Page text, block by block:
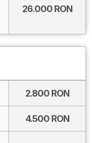
26.000 RON
2.800 RON
4.500 RON